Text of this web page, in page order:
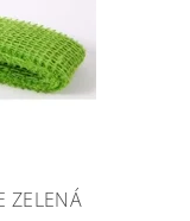
ZELENÁ